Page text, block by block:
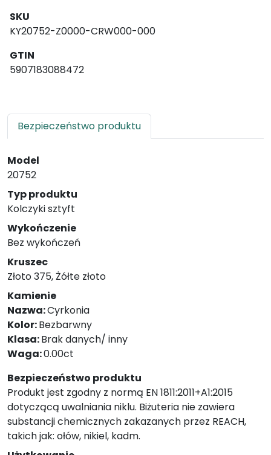
SKU
KY20752-Z0000-CRW000-000
GTIN
5907183088472
Bezpieczeństwo produktu
Model
20752
Typ produktu
Kolczyki sztyft
Wykończenie
Bez wykończeń
Kruszec
Złoto 375, Żółte złoto
Kamienie
Nazwa:Cyrkonia
Kolor:Bezbarwny
Klasa:Brak danych/ inny
Waga:0.00ct
Bezpieczeństwo produktu
Produkt jest zgodny z normą EN 1811:2011+A1:2015
dotyczącą uwalniania niklu. Biżuteria nie zawiera
substancji chemicznych zakazanych przez REACH,
takich jak: ołów, nikiel, kadm.